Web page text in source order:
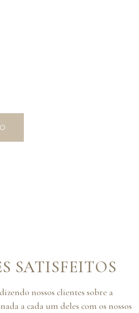
SATISFEITOS
nossos clientes sobre a
a cada um deles com os nossos